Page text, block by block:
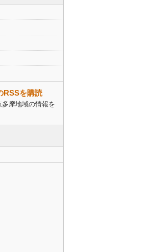
RSSを購読
摩地域の情報を